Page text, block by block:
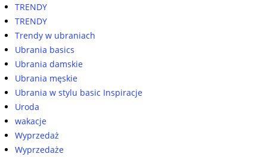
TRENDY
TRENDY
Trendy w ubraniach
Ubrania basics
Ubrania damskie
Ubrania męskie
Ubrania w stylu basic Inspiracje
Uroda
wakacje
Wyprzedaż
Wyprzedaże